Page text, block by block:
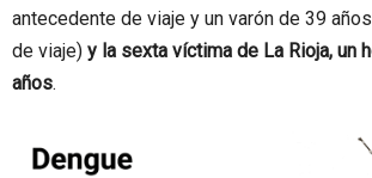
antecedente de viaje y un varón de 39
de viaje) y la sexta víctima de La Rioja, un
años.